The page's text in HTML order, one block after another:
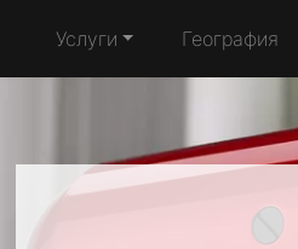
Услуги География